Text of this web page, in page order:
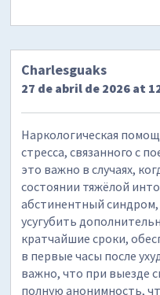
Charlesguaks
27 de abril de 2026 at
Наркологическая
стресса, связанного с
это важно в случаях,
состоянии тяжёлой
абстинентный
усугубить
кратчайшие сроки,
в первые часы после
важно, что при выезде
полную анонимность,